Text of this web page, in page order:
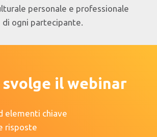
personale e professionale
di ogni partecipante.
svolge il webinar
elementi chiave
risposte